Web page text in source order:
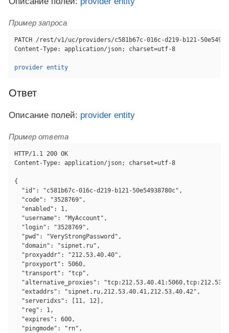
Пример запроса
PATCH /rest/v1/uc/providers/c581b67c-016c-d219-b121-
Content-Type: application/json; charset=utf-8
provider entity
Ответ
Описание полей: provider entity
Пример ответа
HTTP/1.1 200 OK
Content-Type: application/json; charset=utf-8
{
  "id": "c581b67c-016c-d219-b121-50e54938780c",
  "code": "3528769",
  "enabled": 1,
  "username": "MyAccount",
  "login": "3528769",
  "pwd": "VeryStrongPassword",
  "domain": "sipnet.ru",
  "proxyaddr": "212.53.40.40",
  "proxyport": 5060,
  "transport": "tcp",
"alternative_proxies":
  "extaddrs": "sipnet.ru,212.53.40.41,212.53.40.42",
  "serveridxs": [11, 12],
  "reg": 1,
  "expires": 600,
  "pingmode": "rn",